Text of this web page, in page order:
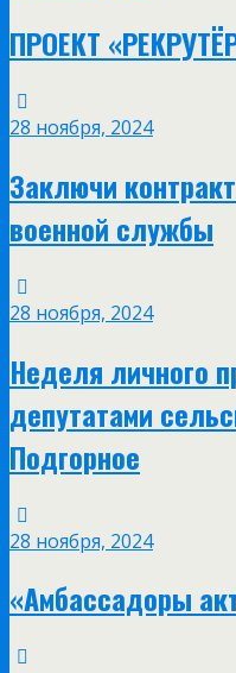
ПРОЕКТ
28 ноября, 2024
Заключи
военной службы
28 ноября, 2024
Неделя личного
депутатами
Подгорное
28 ноября, 2024
«Амбассадоры